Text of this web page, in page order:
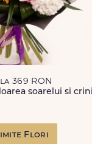
369 RON
soarelui si crini
Flori